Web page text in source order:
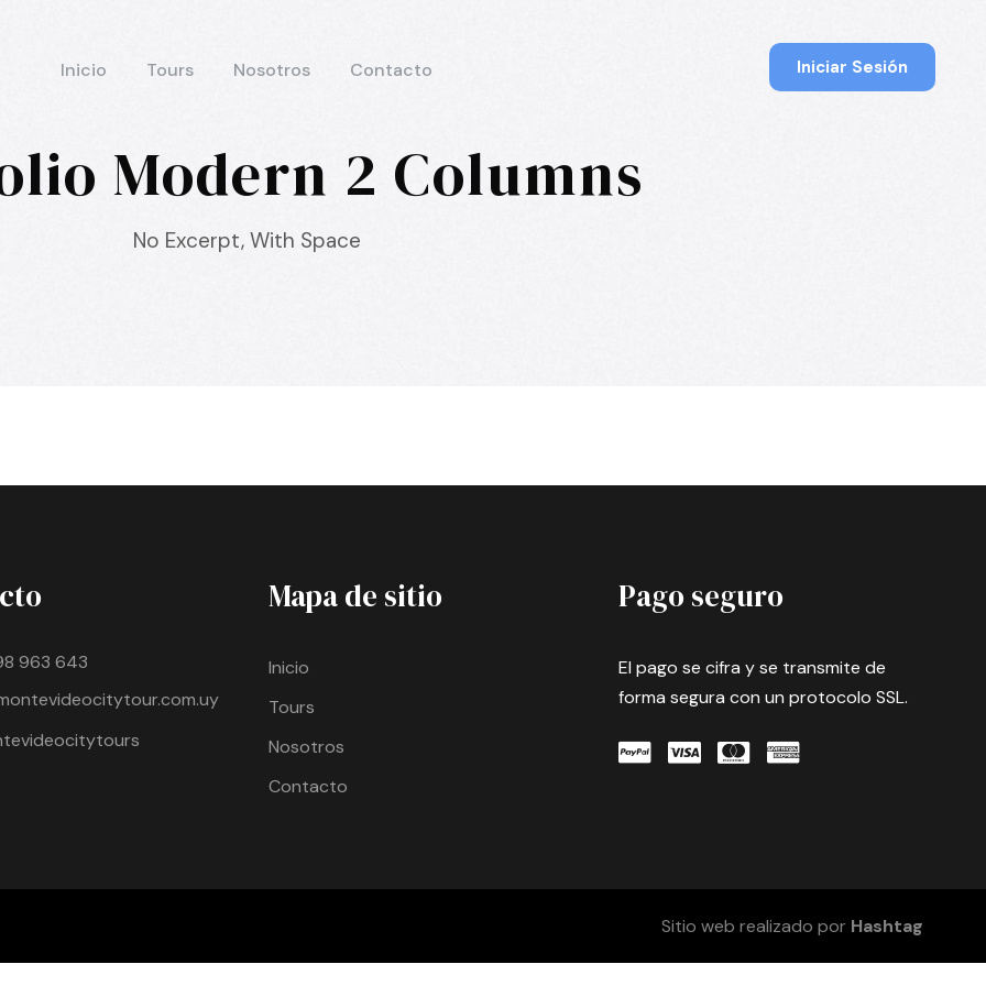
Inicio Tours Nosotros Contacto Iniciar Sesión
Modern 2 Columns
No Excerpt, With Space
963 643
Mapa de sitio
Inicio
Tours
Nosotros
Contacto
Pago seguro
El pago se cifra y se transmite de
forma segura con un protocolo SSL.
Sitio web realizado por Hashtag